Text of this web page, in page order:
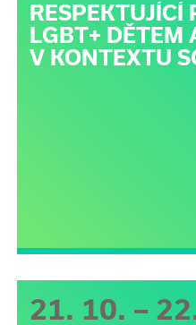
RESPEKTUJÍCÍ
LGBT+ DĚTEM
V KONTEXTU
21. 10. –